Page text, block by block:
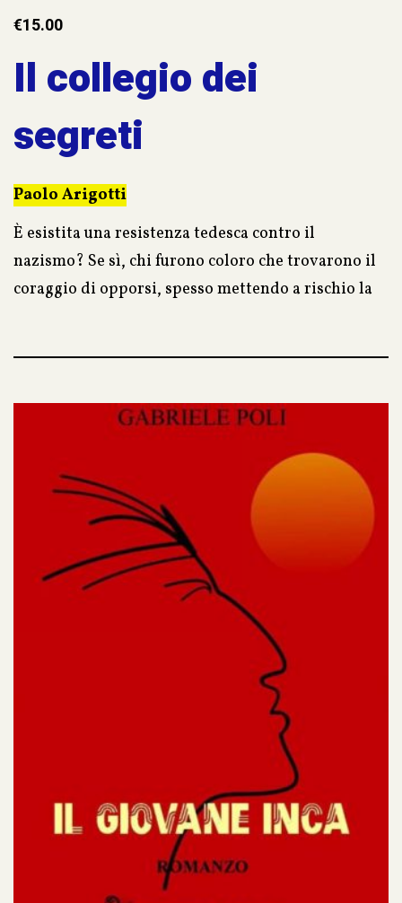
Il collegio dei
segreti
€15.00
Paolo Arigotti
È esistita una resistenza tedesca contro il
nazismo? Se sì, chi furono coloro che trovarono il
coraggio di opporsi, spesso mettendo a rischio la
del secondo dopoguerra. È a costoro che questo
romanzo vuole dare un nome, un volto, un ruolo,
seppur di fantasia, restituendo valore al lato
nascosto della triste medaglia che fu il Terzo Reich.
Nel 1936, dopo i giochi olimpici di Berlino, la
piccola Edda e suo padre, un diplomatico italiano
inviato in Germania in virtù dei legami di amicizia
con Galeazzo Ciano, giungono nella capitale
tedesca; la decisione del genitore di iscrivere la
figlia in un collegio privato d’elite, dove vengono
accolte ed istruite ragazze appartenenti alle
famiglie della “Berlino bene” di quegli anni, sarà